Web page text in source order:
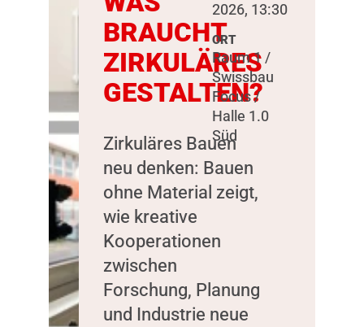
BRAUCHT
ZIRKULÄRES
GESTALTEN?
Zirkuläres Bauen
neu denken: Bauen
ohne Material zeigt,
wie kreative
Kooperationen
zwischen
Forschung, Planung
und Industrie neue
2026, 13:30
ORT
Raum 1 /
Swissbau
Focus /
Halle 1.0
Süd